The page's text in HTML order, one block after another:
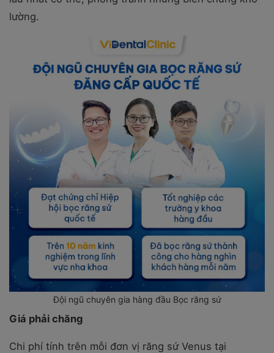
lường.
Đội ngũ chuyên gia hàng đầu Bọc răng sứ
Giá phải chăng
Chi phí tính trên mỗi đơn vị răng sứ Venus tại